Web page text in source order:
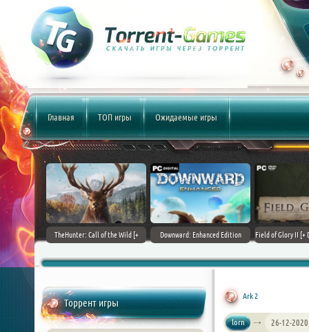
Главная ТОП игры Ожидаемые игры
(2017)
TheHunter: Call of the Wild [+
Downward: Enhanced Edition
Field of Glory II [+
Торрент игры
Ark 2
lorn 26-12-